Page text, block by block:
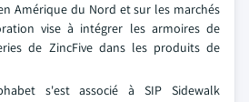
Amérique du Nord et sur les marchés
vise à intégrer les armoires de
de ZincFive dans les produits de
s'est associé à SIP Sidewalk